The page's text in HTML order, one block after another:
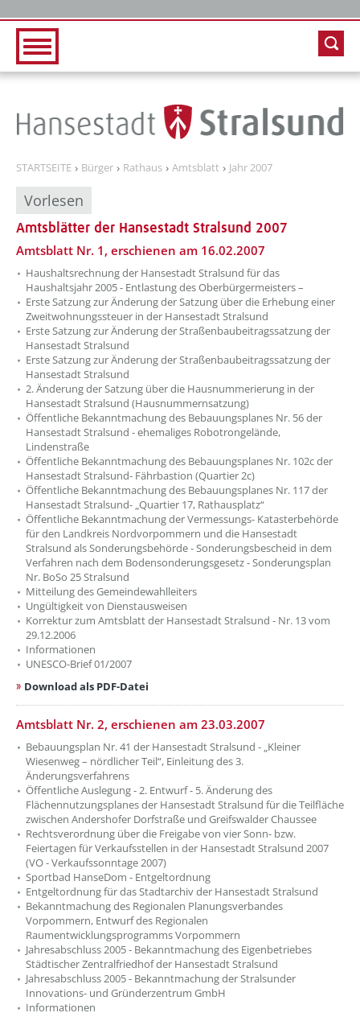
STARTSEITE Bürger Rathaus Amtsblatt Jahr 2007
Vorlesen
Amtsblätter der Hansestadt Stralsund 2007
Amtsblatt Nr. 1, erschienen am 16.02.2007
Haushaltsrechnung der Hansestadt Stralsund für das
Haushaltsjahr 2005 - Entlastung des Oberbürgermeisters –
Erste Satzung zur Änderung der Satzung über die Erhebung einer
Zweitwohnungssteuer in der Hansestadt Stralsund
Erste Satzung zur Änderung der Straßenbaubeitragssatzung der
Hansestadt Stralsund
Erste Satzung zur Änderung der Straßenbaubeitragssatzung der
Hansestadt Stralsund
2. Änderung der Satzung über die Hausnummerierung in der
Hansestadt Stralsund (Hausnummernsatzung)
Öffentliche Bekanntmachung des Bebauungsplanes Nr. 56 der
Hansestadt Stralsund - ehemaliges Robotrongelände,
Lindenstraße
Öffentliche Bekanntmachung des Bebauungsplanes Nr. 102c der
Hansestadt Stralsund- Fährbastion (Quartier 2c)
Öffentliche Bekanntmachung des Bebauungsplanes Nr. 117 der
Hansestadt Stralsund- „Quartier 17, Rathausplatz“
Öffentliche Bekanntmachung der Vermessungs- Katasterbehörde
für den Landkreis Nordvorpommern und die Hansestadt
Stralsund als Sonderungsbehörde - Sonderungsbescheid in dem
Verfahren nach dem Bodensonderungsgesetz - Sonderungsplan
Nr. BoSo 25 Stralsund
Mitteilung des Gemeindewahlleiters
Ungültigkeit von Dienstausweisen
Korrektur zum Amtsblatt der Hansestadt Stralsund - Nr. 13 vom
29.12.2006
Informationen
UNESCO-Brief 01/2007
Download als PDF-Datei
Amtsblatt Nr. 2, erschienen am 23.03.2007
Bebauungsplan Nr. 41 der Hansestadt Stralsund - „Kleiner
Wiesenweg – nördlicher Teil“, Einleitung des 3.
Änderungsverfahrens
Öffentliche Auslegung - 2. Entwurf - 5. Änderung des
Flächennutzungsplanes der Hansestadt Stralsund für die Teilfläche
zwischen Andershofer Dorfstraße und Greifswalder Chaussee
Rechtsverordnung über die Freigabe von vier Sonn- bzw.
Feiertagen für Verkaufsstellen in der Hansestadt Stralsund 2007
(VO - Verkaufssonntage 2007)
Sportbad HanseDom - Entgeltordnung
Entgeltordnung für das Stadtarchiv der Hansestadt Stralsund
Bekanntmachung des Regionalen Planungsverbandes
Vorpommern, Entwurf des Regionalen
Raumentwicklungsprogramms Vorpommern
Jahresabschluss 2005 - Bekanntmachung des Eigenbetriebes
Städtischer Zentralfriedhof der Hansestadt Stralsund
Jahresabschluss 2005 - Bekanntmachung der Stralsunder
Innovations- und Gründerzentrum GmbH
Informationen